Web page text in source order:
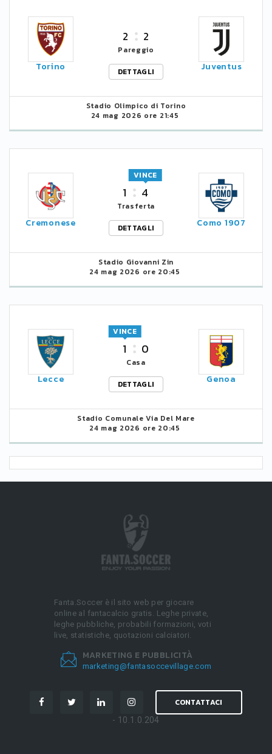
Torino
2 2
Pareggio
DETTAGLI
Juventus
Stadio Olimpico di Torino
24 mag 2026 ore 21:45
Cremonese
1 4
VINCE
Trasferta
DETTAGLI
Como 1907
Stadio Giovanni Zin
24 mag 2026 ore 20:45
Lecce
1
VINCE
0
Casa
DETTAGLI
Genoa
Stadio Comunale Via Del Mare
24 mag 2026 ore 20:45
Fanta.Soccer è il sito web per giocare
online al fantacalcio gratis. Leghe private,
leghe pubbliche, probabili formazioni, voti
live, statistiche, quotazioni calciatori.
MARKETING E PUBBLICITÀ
marketing@fantasoccevillage.com
CONTATTACI
- 10.1.0.204